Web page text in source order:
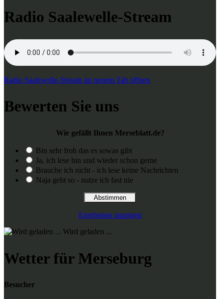
Radio Saalewelle-Stream
Radio Saalewelle-Stream im neuem Tab öffnen
Bewerten Sie uns
Wie gefällt Ihnen Merseblatt.de?
Bin sehr froh das es sowas gibt
Ja, ich lese hin und wieder schon gerne
Brauche ich nicht - ich lese keine Nachrichten
Naja geht so - nutze ich fast nie
Ergebnisse anzeigen
Wird geladen ...
Wetter für Merseburg
Besucher